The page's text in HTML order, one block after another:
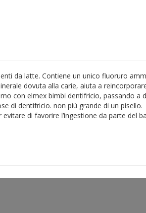
da latte. Contiene un unico fluoruro
dovuta alla carie, aiuta a
con elmex bimbi dentifricio, passando
di dentifricio. non più grande di un pisello.
di favorire l’ingestione da parte del